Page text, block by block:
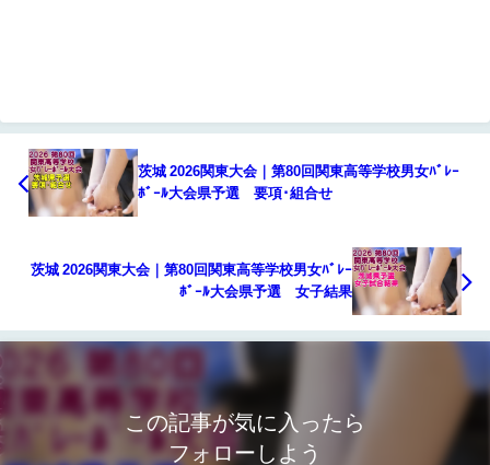
茨城 2026関東大会｜第80回関東高等学校男女ﾊﾞﾚｰ
ﾎﾞｰﾙ大会県予選 要項･組合せ
茨城 2026関東大会｜第80回関東高等学校男女ﾊﾞﾚｰ
ﾎﾞｰﾙ大会県予選 女子結果
この記事が気に入ったら
フォローしよう